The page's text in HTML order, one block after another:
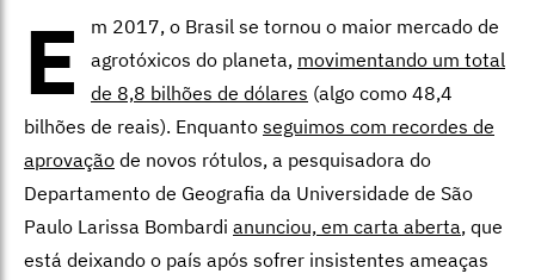
E
m 2017, o Brasil se tornou o maior mercado de
agrotóxicos do planeta, movimentando um total
de 8,8 bilhões de dólares (algo como 48,4
bilhões de reais). Enquanto seguimos com recordes de
aprovação de novos rótulos, a pesquisadora do
Departamento de Geografia da Universidade de São
Paulo Larissa Bombardi anunciou, em carta aberta, que
está deixando o país após sofrer insistentes ameaças